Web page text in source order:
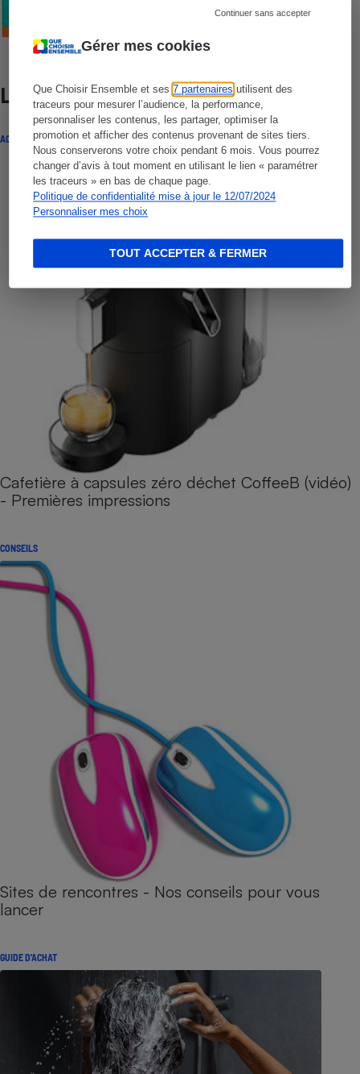
Gérer mes cookies
Que Choisir Ensemble et ses7 partenaires utilisent des
traceurs pour mesurer l’audience, la performance,
personnaliser les contenus, les partager, optimiser la
promotion et afficher des contenus provenant de sites tiers.
Nous conserverons votre choix pendant 6 mois. Vous pourrez
changer d’avis à tout moment en utilisant le lien « paramétrer
les traceurs » en bas de chaque page.
Politique de confidentialité mise à jour le 12/07/2024
Personnaliser mes choix
Continuer sans accepter
TOUT ACCEPTER & FERMER
Lire aussi
ACTUALITÉ
Cafetière à capsules zéro déchet CoffeeB (vidéo)
- Premières impressions
CONSEILS
Sites de rencontres - Nos conseils pour vous
lancer
GUIDE D'ACHAT